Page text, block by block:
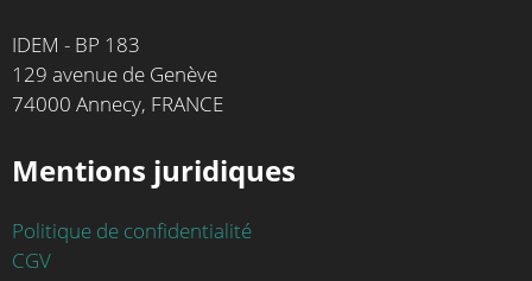
IDEM - BP 183
129 avenue de Genève
74000 Annecy, FRANCE
Mentions juridiques
Politique de confidentialité
CGV